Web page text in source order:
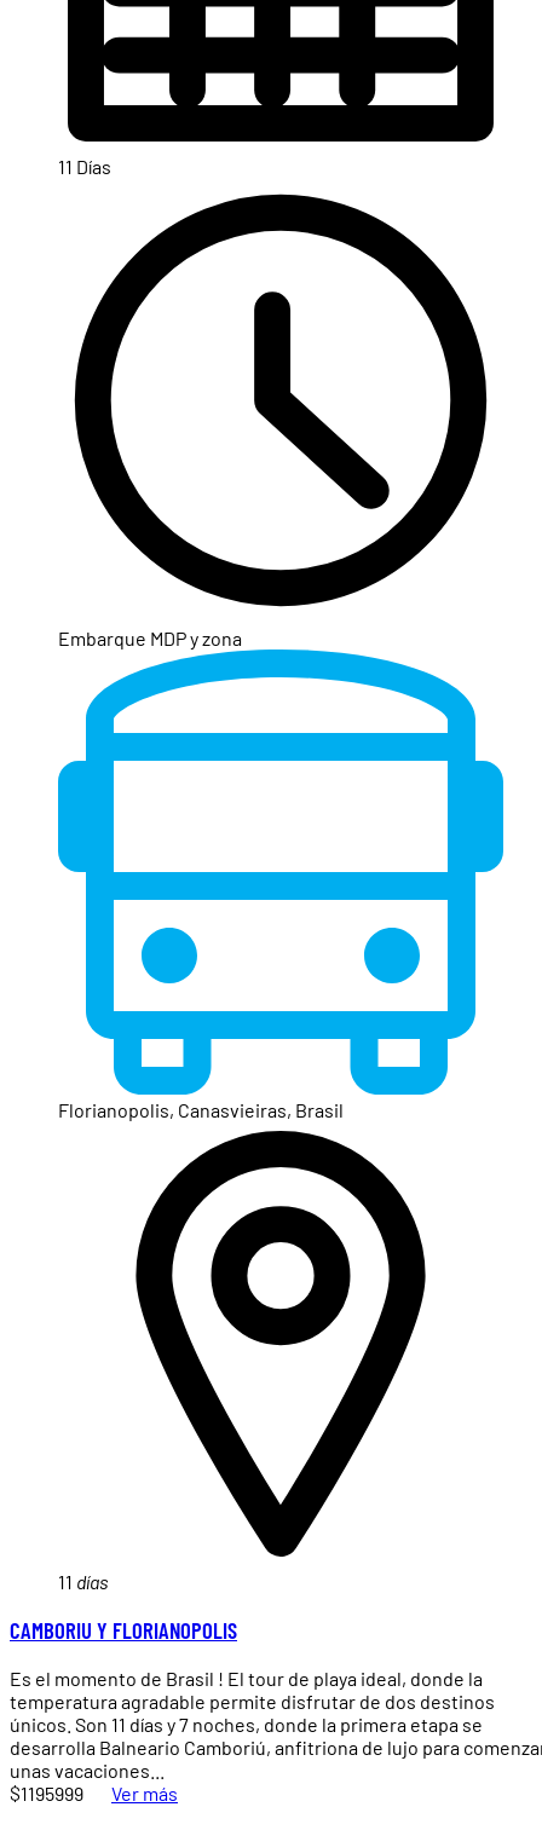
11 Días
Embarque MDP y zona
Florianopolis, Canasvieiras, Brasil
11 días
CAMBORIU Y FLORIANOPOLIS
Es el momento de Brasil ! El tour de playa ideal, donde la
temperatura agradable permite disfrutar de dos destinos
únicos. Son 11 días y 7 noches, donde la primera etapa se
desarrolla Balneario Camboriú, anfitriona de lujo para
unas vacaciones...
$1195999
Ver más